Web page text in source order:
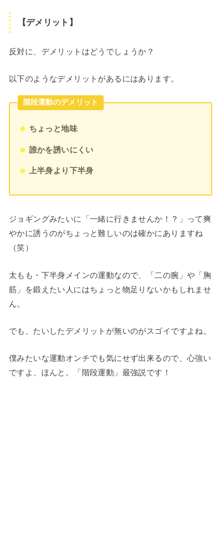
【デメリット】
反対に、デメリットはどうでしょうか？
以下のようなデメリットがあるにはあります。
階段運動のデメリット
ちょっと地味
誰かを誘いにくい
上半身より下半身
ジョギングみたいに「一緒に行きませんか！？」って爽
やかに誘うのがちょっと難しいのは確かにありますね
（笑）
太もも・下半身メインの運動なので、「二の腕」や「胸
筋」を鍛えたい人にはちょっと物足りないかもしれませ
ん。
でも、たいしたデメリットが無いのがスゴイですよね。
僕みたいな運動オンチでも気にせず出来るので、心強い
ですよ、ほんと。「階段運動」最強説です！